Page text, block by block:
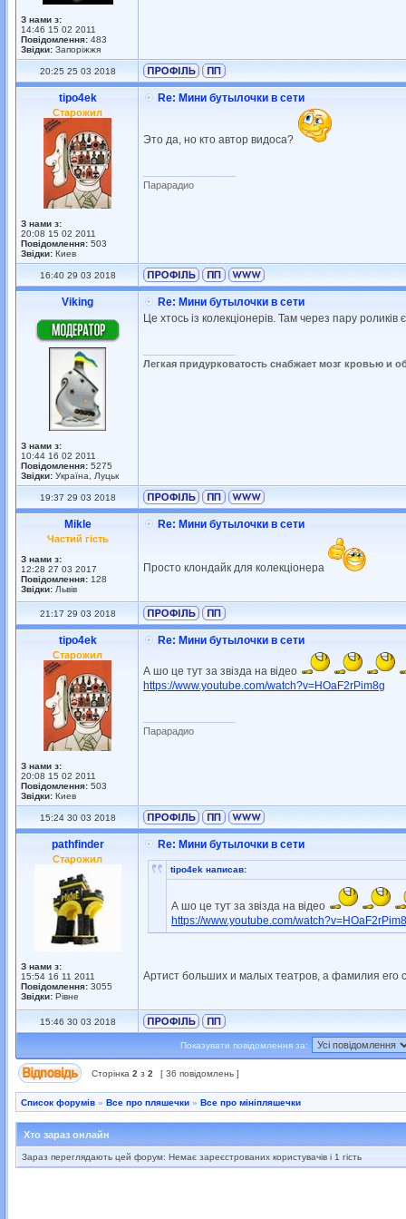
З нами з:
14:46 15 02 2011
Повідомлення: 483
Звідки: Запоріжжя
20:25 25 03 2018
tipo4ek
Старожил
З нами з:
20:08 15 02 2011
Повідомлення: 503
Звідки: Киев
Re: Мини бутылочки в сети
Это да, но кто автор видоса?
Парарадио
16:40 29 03 2018
Viking
З нами з:
10:44 16 02 2011
Повідомлення: 5275
Звідки: Україна, Луцьк
Re: Мини бутылочки в сети
Це хтось із колекціонерів. Там через пару роликів
Легкая придурковатость снабжает мозг кровью и
19:37 29 03 2018
Mikle
Частий гість
З нами з:
12:28 27 03 2017
Повідомлення: 128
Звідки: Львів
Re: Мини бутылочки в сети
Просто клондайк для колекціонера
21:17 29 03 2018
tipo4ek
Старожил
З нами з:
20:08 15 02 2011
Повідомлення: 503
Звідки: Киев
Re: Мини бутылочки в сети
А шо це тут за звізда на відео
https://www.youtube.com/watch?v=HOaF2rPim8g
Парарадио
15:24 30 03 2018
pathfinder
Старожил
З нами з:
15:54 16 11 2011
Повідомлення: 3055
Звідки: Рівне
Re: Мини бутылочки в сети
tipo4ek написав:
А шо це тут за звізда на відео
https://www.youtube.com/
Артист больших и малых театров, а фамилия его
15:46 30 03 2018
Показувати повідомлення за:
Сторінка 2 з 2 [ 36 повідомлень ]
Список форумів » Все про пляшечки » Все про мініпляшечки
Хто зараз онлайн
Зараз переглядають цей форум: Немає зареєстрованих користувачів і 1 гість